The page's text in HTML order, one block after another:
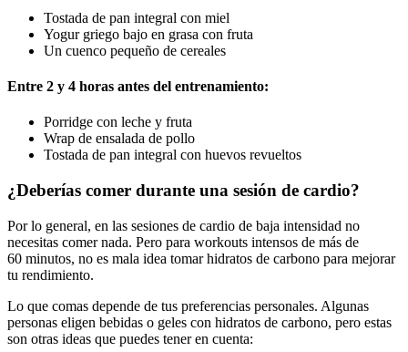
Tostada de pan integral con miel
Yogur griego bajo en grasa con fruta
Un cuenco pequeño de cereales
Entre 2 y 4 horas antes del entrenamiento:
Porridge con leche y fruta
Wrap de ensalada de pollo
Tostada de pan integral con huevos revueltos
¿Deberías comer durante una sesión de cardio?
Por lo general, en las sesiones de cardio de baja intensidad no
necesitas comer nada. Pero para workouts intensos de más de
60 minutos, no es mala idea tomar hidratos de carbono para mejorar
tu rendimiento.
Lo que comas depende de tus preferencias personales. Algunas
personas eligen bebidas o geles con hidratos de carbono, pero estas
son otras ideas que puedes tener en cuenta: